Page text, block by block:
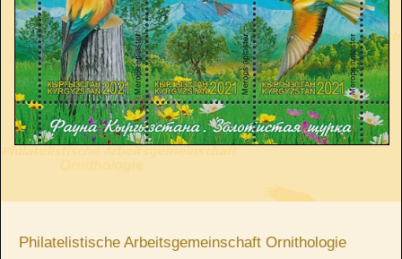
Philatelistische Arbeitsgemeinschaft Ornithologie